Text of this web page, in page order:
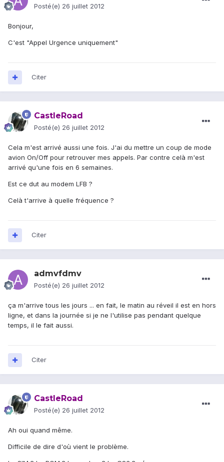
Posté(e) 26 juillet 2012
Bonjour,
C'est "Appel Urgence uniquement"
Citer
CastleRoad
Posté(e) 26 juillet 2012
Cela m'est arrivé aussi une fois. J'ai du mettre un coup de mode
avion On/Off pour retrouver mes appels. Par contre celà m'est
arrivé qu'une fois en 6 semaines.
Est ce dut au modem LFB ?
Celà t'arrive à quelle fréquence ?
Citer
admvfdmv
Posté(e) 26 juillet 2012
ça m'arrive tous les jours ... en fait, le matin au réveil il est en hors
ligne, et dans la journée si je ne l'utilise pas pendant quelque
temps, il le fait aussi.
Citer
CastleRoad
Posté(e) 26 juillet 2012
Ah oui quand même.
Difficile de dire d'où vient le problème.